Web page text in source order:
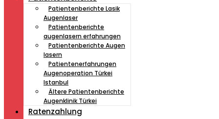
Patientenberichte Lasik
Augenlaser
Patientenberichte
augenlasern erfahrungen
Patientenberichte Augen
lasern
Patientenerfahrungen
Augenoperation Türkei
Istanbul
Ältere Patientenberichte
Augenklinik Türkei
Ratenzahlung